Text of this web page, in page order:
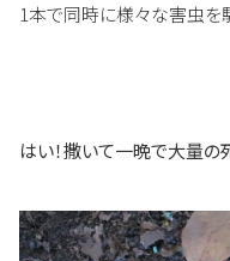
1本で同時に様々な害虫を
はい！撒いて一晩で大量の